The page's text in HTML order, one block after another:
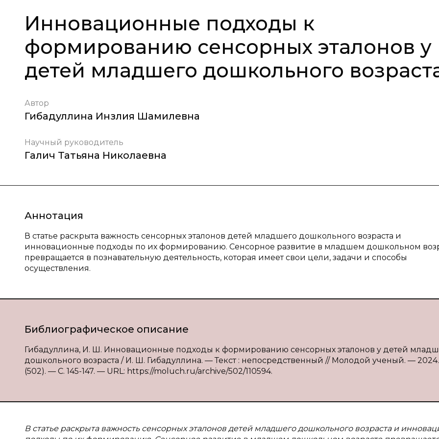
Инновационные подходы к
формированию сенсорных эталонов у
детей младшего дошкольного
Автор
Гибадуллина Инзлия Шамилевна
Научный руководитель
Галич Татьяна Николаевна
Аннотация
В статье раскрыта важность сенсорных эталонов детей младшего дошкольного возраста и
инновационные подходы по их формированию. Сенсорное развитие в младшем дошкольном
превращается в познавательную деятельность, которая имеет свои цели, задачи и способы
осуществления.
Библиографическое описание
Гибадуллина, И. Ш. Инновационные подходы к формированию сенсорных эталонов у детей
дошкольного возраста / И. Ш. Гибадуллина. — Текст : непосредственный // Молодой ученый. —
(502). — С. 145-147. — URL: https://moluch.ru/archive/502/110594.
В статье раскрыта важность сенсорных эталонов детей младшего дошкольного возраста и